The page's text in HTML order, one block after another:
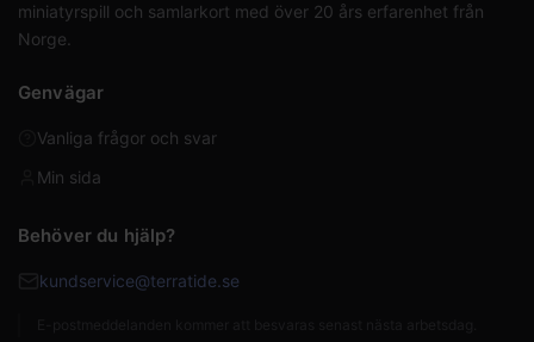
miniatyrspill och samlarkort med över 20 års erfarenhet från
Norge.
Genvägar
Vanliga frågor och svar
Min sida
Behöver du hjälp?
kundservice@terratide.se